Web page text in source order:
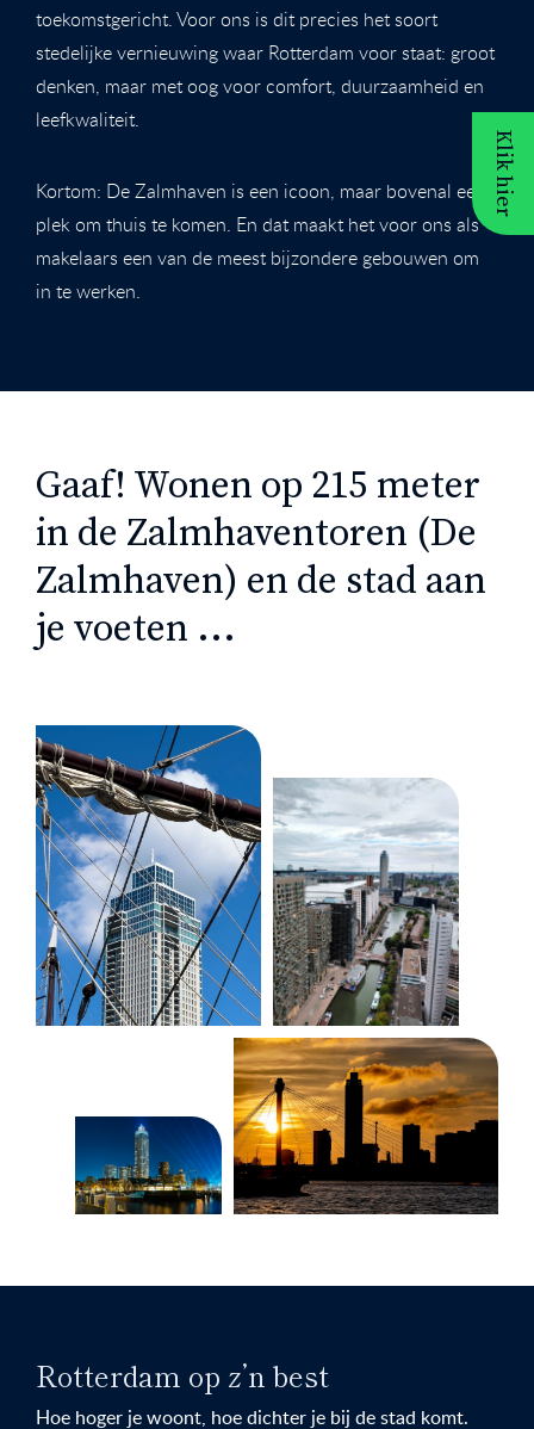
Klik hier
toekomstgericht. Voor ons is dit precies het soort
stedelijke vernieuwing waar Rotterdam voor staat: groot
denken, maar met oog voor comfort, duurzaamheid en
leefkwaliteit.
Kortom: De Zalmhaven is een icoon, maar bovenal een
plek om thuis te komen. En dat maakt het voor ons als
makelaars een van de meest bijzondere gebouwen om
in te werken.
Gaaf! Wonen op 215 meter
in de Zalmhaventoren (De
Zalmhaven) en de stad aan
je voeten ...
Rotterdam op z’n best
Hoe hoger je woont, hoe dichter je bij de stad komt.